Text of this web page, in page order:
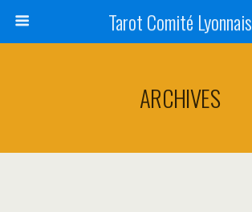
Tarot Comité Lyonnais
ARCHIVES